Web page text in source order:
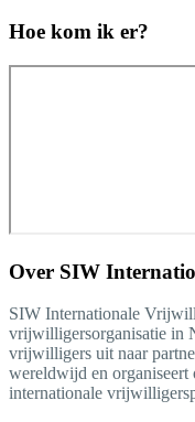
Hoe kom ik er?
Over SIW
SIW Internationale
vrijwilligersorganisatie in
vrijwilligers uit naar
wereldwijd en
internationale